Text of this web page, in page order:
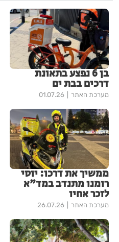
בן 6 נפצע בתאונת
דרכים בבת ים
מערכת האתר 01.07.26
ממשיך את דרכו: יוסי
רומנו מתנדב במד"א
לזכר אחיו
מערכת האתר 26.07.26